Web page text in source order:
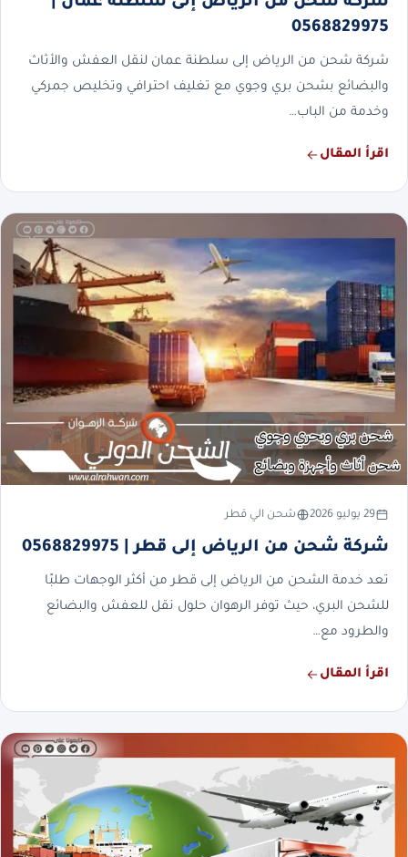
0568829975
شركة شحن من الرياض إلى سلطنة عمان لنقل العفش والأثاث
والبضائع بشحن بري وجوي مع تغليف احترافي وتخليص جمركي
وخدمة من الباب…
اقرأ المقال
29 يوليو 2026 شحن الي قطر
شركة شحن من الرياض إلى قطر | 0568829975
تعد خدمة الشحن من الرياض إلى قطر من أكثر الوجهات طلبًا
للشحن البري، حيث توفر الرهوان حلول نقل للعفش والبضائع
والطرود مع…
اقرأ المقال